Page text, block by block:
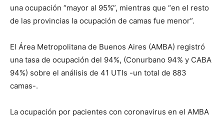
una ocupación “mayor al 95%”, mientras que “en el resto
de las provincias la ocupación de camas fue menor”.
El Área Metropolitana de Buenos Aires (AMBA) registró
una tasa de ocupación del 94%, (Conurbano 94% y CABA
94%) sobre el análisis de 41 UTIs -un total de 883
camas-.
La ocupación por pacientes con coronavirus en el AMBA